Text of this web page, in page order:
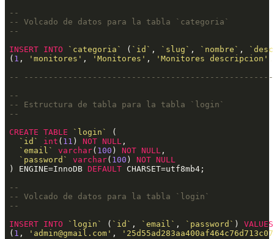
--
-- Volcado de datos para la tabla `categoria`
--
INSERT
INTO `categoria` ( `id` , `slug` , `nombre` ,
( 1 , 'monitores' , 'Monitores' , 'Monitores descripcion'
--
--
-- Estructura de tabla para la tabla `login`
--
CREATE TABLE `login`
(
`id`
int ( 11 ) NOT NULL,
`email`
varchar( 100 ) NOT NULL,
`password`
varchar( 100 ) NOT NULL
) ENGINE=InnoDB DEFAULT CHARSET=utf8mb4;
--
-- Volcado de datos para la tabla `login`
--
INSERT
INTO `login` ( `id` , `email` , `password` ) VALUES
( 1 , 'admin@gmail.com' ,